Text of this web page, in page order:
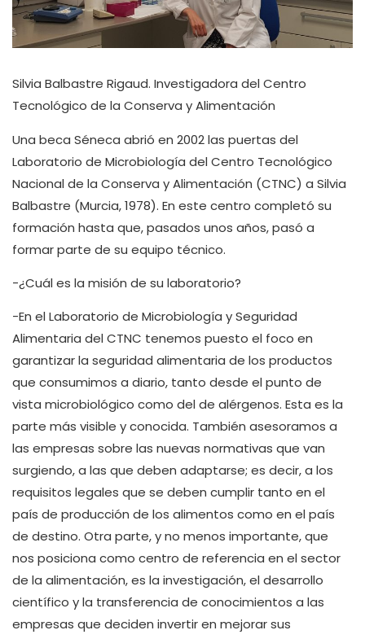
Silvia Balbastre Rigaud. Investigadora del Centro
Tecnológico de la Conserva y Alimentación
Una beca Séneca abrió en 2002 las puertas del
Laboratorio de Microbiología del Centro Tecnológico
Nacional de la Conserva y Alimentación (CTNC) a Silvia
Balbastre (Murcia, 1978). En este centro completó su
formación hasta que, pasados unos años, pasó a
formar parte de su equipo técnico.
-¿Cuál es la misión de su laboratorio?
-En el Laboratorio de Microbiología y Seguridad
Alimentaria del CTNC tenemos puesto el foco en
garantizar la seguridad alimentaria de los productos
que consumimos a diario, tanto desde el punto de
vista microbiológico como del de alérgenos. Esta es la
parte más visible y conocida. También asesoramos a
las empresas sobre las nuevas normativas que van
surgiendo, a las que deben adaptarse; es decir, a los
requisitos legales que se deben cumplir tanto en el
país de producción de los alimentos como en el país
de destino. Otra parte, y no menos importante, que
nos posiciona como centro de referencia en el sector
de la alimentación, es la investigación, el desarrollo
científico y la transferencia de conocimientos a las
empresas que deciden invertir en mejorar sus